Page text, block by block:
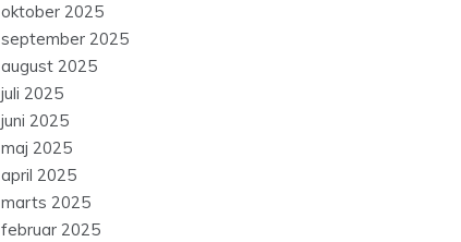
oktober 2025
september 2025
august 2025
juli 2025
juni 2025
maj 2025
april 2025
marts 2025
februar 2025